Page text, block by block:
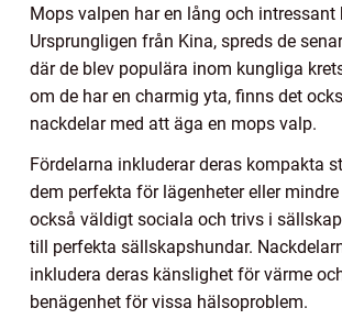
Mops valpen har en lång och intressant
Ursprungligen från Kina, spreds de
där de blev populära inom kungliga
om de har en charmig yta, finns det
nackdelar med att äga en mops valp.
Fördelarna inkluderar deras kompakta
dem perfekta för lägenheter eller
också väldigt sociala och trivs i
till perfekta sällskapshundar.
inkludera deras känslighet för värme
benägenhet för vissa hälsoproblem.